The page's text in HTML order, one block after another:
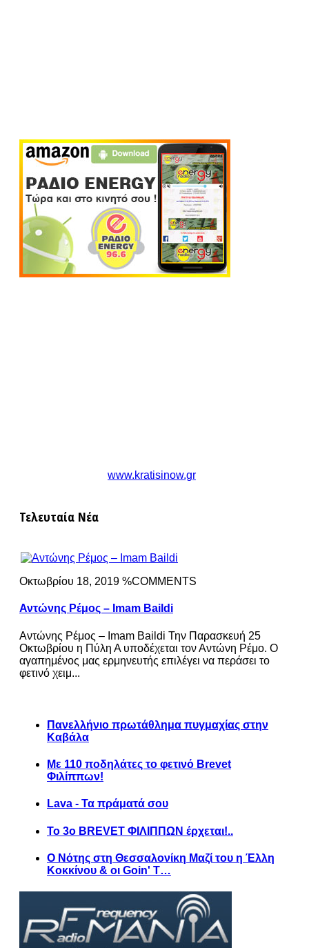
www.kratisinow.gr
Τελευταία Νέα
Οκτωβρίου 18, 2019 %COMMENTS
Αντώνης Ρέμος – Imam Baildi
Αντώνης Ρέμος – Imam Baildi Την Παρασκευή 25
Οκτωβρίου η Πύλη Α υποδέχεται τον Αντώνη Ρέμο. Ο
αγαπημένος μας ερμηνευτής επιλέγει να περάσει το
φετινό χειμ...
Πανελλήνιο πρωτάθλημα πυγμαχίας στην
Καβάλα
Με 110 ποδηλάτες το φετινό Brevet
Φιλίππων!
Lava - Τα πράματά σου
Το 3ο BREVET ΦΙΛΙΠΠΩΝ έρχεται!..
Ο Νότης στη Θεσσαλονίκη Μαζί του η Έλλη
Κοκκίνου & οι Goin' T…